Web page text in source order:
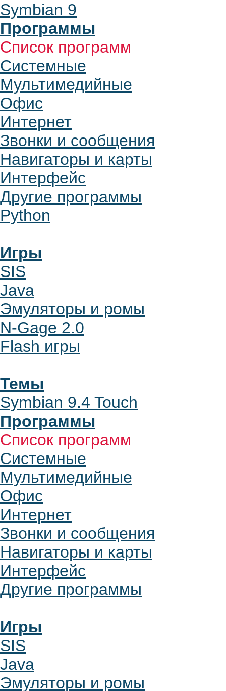
Symbian 9
Программы
Список программ
Системные
Мультимедийные
Офис
Интернет
Звонки и сообщения
Навигаторы и карты
Интерфейс
Другие программы
Python
Игры
SIS
Java
Эмуляторы и ромы
N-Gage 2.0
Flash игры
Темы
Symbian 9.4 Touch
Программы
Список программ
Системные
Мультимедийные
Офис
Интернет
Звонки и сообщения
Навигаторы и карты
Интерфейс
Другие программы
Игры
SIS
Java
Эмуляторы и ромы